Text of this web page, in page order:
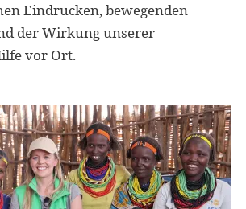
Eindrücken, bewegenden
der Wirkung unserer
vor Ort.
helfen
und